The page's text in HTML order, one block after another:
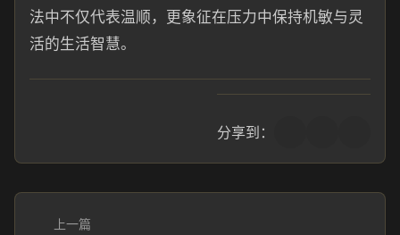
法中不仅代表温顺，更象征在压力中保持机敏与灵
活的生活智慧。
分享到：
上一篇